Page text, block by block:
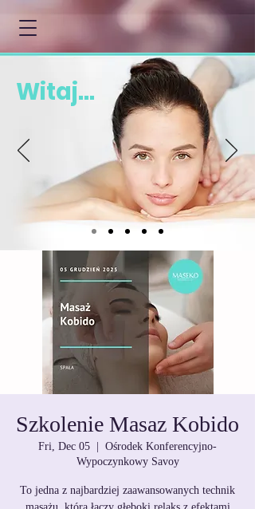
Witaj...
Szkolenie Masaz Kobido
Fri, Dec 05
Ośrodek Konferencyjno-
Wypoczynkowy Savoy
To jedna z najbardziej zaawansowanych technik